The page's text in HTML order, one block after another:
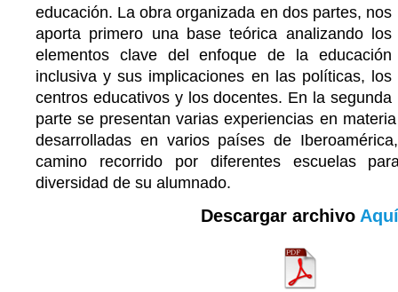
educación. La obra organizada en dos partes, nos
aporta primero una base teórica analizando los
elementos clave del enfoque de la educación
inclusiva y sus implicaciones en las políticas, los
centros educativos y los docentes. En la segunda
parte se presentan varias experiencias en
desarrolladas en varios países de
camino recorrido por diferentes escuelas
diversidad de su alumnado.
Descargar archivo Aquí